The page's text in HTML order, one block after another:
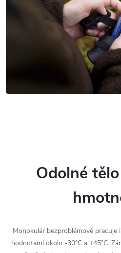
Odolné
Monokulár bezproblémově
hodnotami okolo -30°C a +45°C.